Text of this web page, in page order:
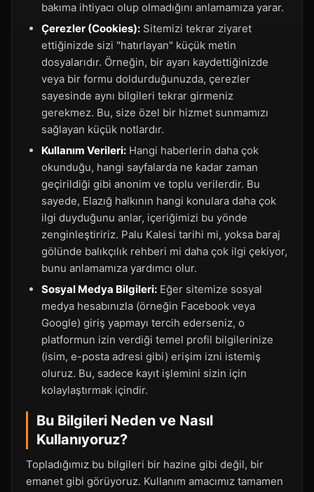
bakıma ihtiyacı olup olmadığını anlamamıza yarar.
Çerezler (Cookies): Sitemizi tekrar ziyaret
ettiğinizde sizi "hatırlayan" küçük metin
dosyalarıdır. Örneğin, bir ayarı kaydettiğinizde
veya bir formu doldurduğunuzda, çerezler
sayesinde aynı bilgileri tekrar girmeniz
gerekmez. Bu, size özel bir hizmet sunmamızı
sağlayan küçük notlardır.
Kullanım Verileri: Hangi haberlerin daha çok
okunduğu, hangi sayfalarda ne kadar zaman
geçirildiği gibi anonim ve toplu verilerdir. Bu
sayede, Elazığ halkının hangi konulara daha çok
ilgi duyduğunu anlar, içeriğimizi bu yönde
zenginleştiririz. Palu Kalesi tarihi mi, yoksa baraj
gölünde balıkçılık rehberi mi daha çok ilgi çekiyor,
bunu anlamamıza yardımcı olur.
Sosyal Medya Bilgileri: Eğer sitemize sosyal
medya hesabınızla (örneğin Facebook veya
Google) giriş yapmayı tercih ederseniz, o
platformun izin verdiği temel profil bilgilerinize
(isim, e-posta adresi gibi) erişim izni istemiş
oluruz. Bu, sadece kayıt işlemini sizin için
kolaylaştırmak içindir.
Bu Bilgileri Neden ve Nasıl
Kullanıyoruz?
Topladığımız bu bilgileri bir hazine gibi değil, bir
emanet gibi görüyoruz. Kullanım amacımız tamamen